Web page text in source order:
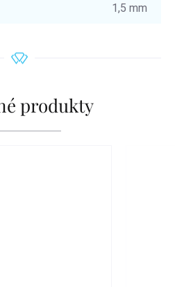
1,5 mm
produkty